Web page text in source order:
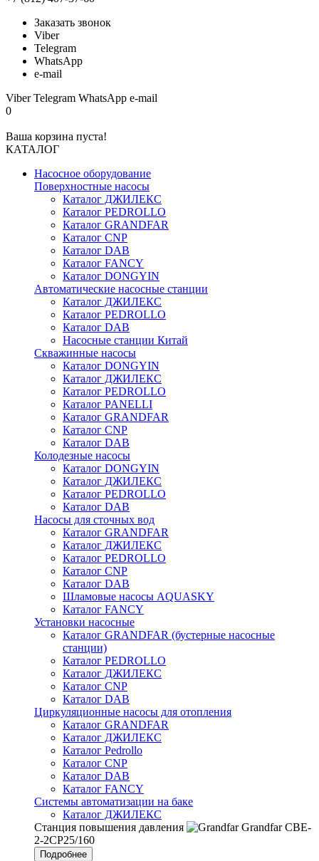
Заказать звонок
Viber
Telegram
WhatsApp
e-mail
ViberTelegram WhatsApp e-mail
0
Ваша корзина пуста!
КАТАЛОГ
Насосное оборудование
Поверхностные насосы
Каталог ДЖИЛЕКС
Каталог PEDROLLO
Каталог GRANDFAR
Каталог CNP
Каталог DAB
Каталог FANCY
Каталог DONGYIN
Автоматические насосные станции
Каталог ДЖИЛЕКС
Каталог PEDROLLO
Каталог DAB
Насосные станции Китай
Скважинные насосы
Каталог DONGYIN
Каталог ДЖИЛЕКС
Каталог PEDROLLO
Каталог PANELLI
Каталог GRANDFAR
Каталог CNP
Каталог DAB
Колодезные насосы
Каталог DONGYIN
Каталог ДЖИЛЕКС
Каталог PEDROLLO
Каталог DAB
Насосы для сточных вод
Каталог GRANDFAR
Каталог ДЖИЛЕКС
Каталог PEDROLLO
Каталог CNP
Каталог DAB
Шламовые насосы AQUASKY
Каталог FANCY
Установки насосные
Каталог GRANDFAR (бустерные насосные
станции)
Каталог PEDROLLO
Каталог ДЖИЛЕКС
Каталог CNP
Каталог DAB
Циркуляционные насосы для отопления
Каталог GRANDFAR
Каталог ДЖИЛЕКС
Каталог Pedrollo
Каталог CNP
Каталог DAB
Каталог FANCY
Системы автоматизации на баке
Каталог ДЖИЛЕКС
Станция повышения давления
Grandfar CBE-
2-2CP25/160
Подробнее